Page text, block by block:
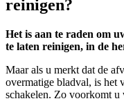
reinigen?
Het is aan te raden om
te laten reinigen, in de
Maar als u merkt dat de
overmatige bladval, is het
schakelen. Zo voorkomt u